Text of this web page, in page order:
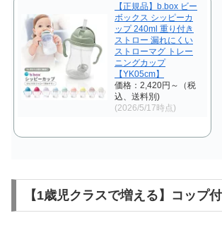
【正規品】b.box ビー
ボックス シッピーカ
ップ 240ml 重り付き
ストロー 漏れにくい
ストローマグ トレー
ニングカップ
【YK05cm】
価格：2,420円～（税
込、送料別)
(2026/5/17時点)
【1歳児クラスで増える】コップ